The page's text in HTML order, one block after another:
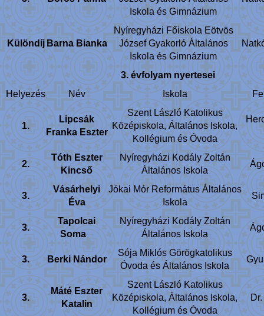
Iskola és Gimnázium
KülöndíjBarna Bianka
Nyíregyházi Főiskola Eötvös
József Gyakorló Általános
Iskola és Gimnázium
3. évfolyam nyertesei
Helyezés
Név Iskola
1.
Lipcsák
Franka Eszter
Szent László Katolikus
Középiskola, Általános Iskola,
Kollégium és Óvoda
2.
Tóth Eszter
Kincső
Nyíregyházi Kodály Zoltán
Általános Iskola
3.
Vásárhelyi
Éva
Jókai Mór Református Általános
Iskola
3.
Tapolcai
Soma
Nyíregyházi Kodály Zoltán
Általános Iskola
3. Berki Nándor
Sója Miklós Görögkatolikus
Óvoda és Általános Iskola
3.
Máté Eszter
Katalin
Szent László Katolikus
Középiskola, Általános Iskola,
Kollégium és Óvoda